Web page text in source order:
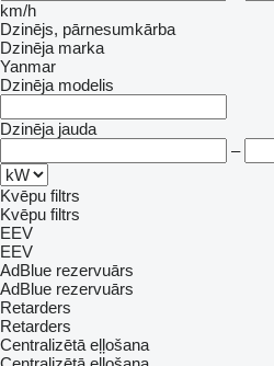
km/h
Dzinējs, pārnesumkārba
Dzinēja marka
Yanmar
Dzinēja modelis
Dzinēja jauda
–
Kvēpu filtrs
Kvēpu filtrs
EEV
EEV
AdBlue rezervuārs
AdBlue rezervuārs
Retarders
Retarders
Centralizētā eļļošana